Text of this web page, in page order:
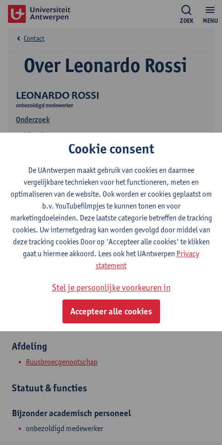
MENU
ZOEK
LEONARDO ROSSI
onbezoldigd medewerker
Onderzoek
Publicaties
Over Leonardo Rossi
Contact
Contact
Stadscampus
Grote Kauwenberg 34
2000 Antwerpen, BEL
Afdeling
Ruusbroecgenootschap
Statuut & functies
Bijzonder academisch personeel
onbezoldigd medewerker
Cookie consent
De UAntwerpen maakt gebruik van cookies en daarmee
vergelijkbare technieken voor het functioneren, meten en
optimaliseren van de website. Ook worden er cookies geplaatst om
b.v. YouTubefilmpjes te kunnen tonen en voor
marketingdoeleinden. Deze laatste categorie betreffen de tracking
cookies. Uw internetgedrag kan worden gevolgd door middel van
deze tracking cookies Door op 'Accepteer alle cookies' te klikken
gaat u hiermee akkoord. Lees ook het UAntwerpen Privacy
statement
Stel je persoonlijke voorkeuren in
Accepteer alle cookies